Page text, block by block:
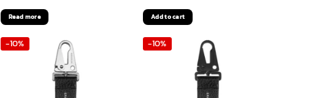
Read more Add to cart
-10% -10%